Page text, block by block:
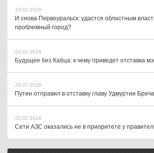
10.07.2026
И снова Первоуральск: удастся областным
проблемный город?
23.07.2026
Будущее без Кабца: к чему приведет отставка
29.07.2026
Путин отправил в отставку главу Удмуртии
22.07.2026
Сети АЗС оказались не в приоритете у